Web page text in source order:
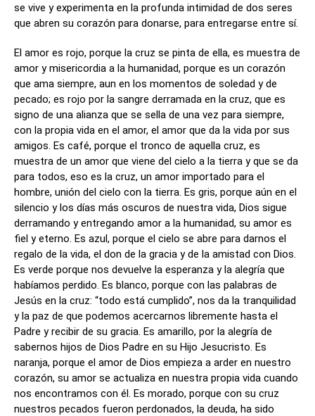
se vive y experimenta en la profunda intimidad de dos seres
que abren su corazón para donarse, para entregarse entre sí.
El amor es rojo, porque la cruz se pinta de ella, es muestra de
amor y misericordia a la humanidad, porque es un corazón
que ama siempre, aun en los momentos de soledad y de
pecado; es rojo por la sangre derramada en la cruz, que es
signo de una alianza que se sella de una vez para siempre,
con la propia vida en el amor, el amor que da la vida por sus
amigos. Es café, porque el tronco de aquella cruz, es
muestra de un amor que viene del cielo a la tierra y que se da
para todos, eso es la cruz, un amor importado para el
hombre, unión del cielo con la tierra. Es gris, porque aún en el
silencio y los días más oscuros de nuestra vida, Dios sigue
derramando y entregando amor a la humanidad, su amor es
fiel y eterno. Es azul, porque el cielo se abre para darnos el
regalo de la vida, el don de la gracia y de la amistad con Dios.
Es verde porque nos devuelve la esperanza y la alegría que
habíamos perdido. Es blanco, porque con las palabras de
Jesús en la cruz: “todo está cumplido”, nos da la tranquilidad
y la paz de que podemos acercarnos libremente hasta el
Padre y recibir de su gracia. Es amarillo, por la alegría de
sabernos hijos de Dios Padre en su Hijo Jesucristo. Es
naranja, porque el amor de Dios empieza a arder en nuestro
corazón, su amor se actualiza en nuestra propia vida cuando
nos encontramos con él. Es morado, porque con su cruz
nuestros pecados fueron perdonados, la deuda, ha sido